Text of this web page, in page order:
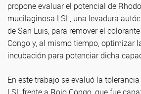
propone evaluar el potencial de
mucilaginosa LSL, una levadura
de San Luis, para remover el
Congo y, al mismo tiempo, optimizar
incubación para potenciar dicha
En este trabajo se evaluó la